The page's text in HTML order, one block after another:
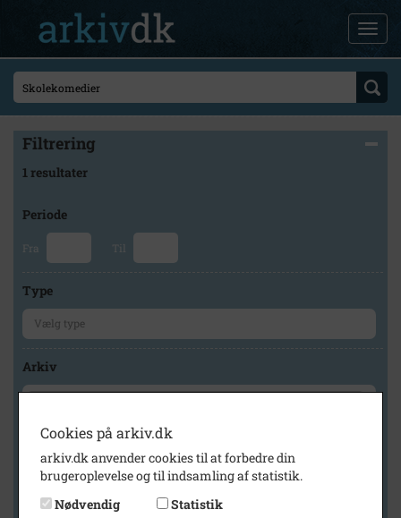
Filtrering
1 resultater
Periode
Fra Til
Type
Arkiv
Geografi
Cookies på arkiv.dk
arkiv.dk anvender cookies til at forbedre din
brugeroplevelse og til indsamling af statistik.
Nødvendig
Statistik